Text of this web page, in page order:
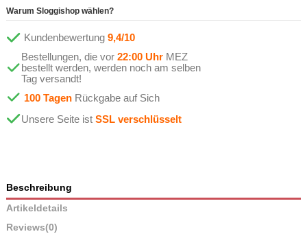
Warum Sloggishop wählen?
Kundenbewertung 9,4/10
Bestellungen, die vor 22:00 Uhr MEZ
bestellt werden, werden noch am selben
Tag versandt!
100 Tagen Rückgabe auf Sich
Unsere Seite ist SSL verschlüsselt
Beschreibung
Artikeldetails
Reviews(0)